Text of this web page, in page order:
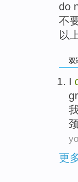
do
不
以
双
I
更